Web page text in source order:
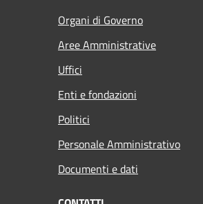
Organi di Governo
Aree Amministrative
Uffici
Enti e fondazioni
Politici
Personale Amministrativo
Documenti e dati